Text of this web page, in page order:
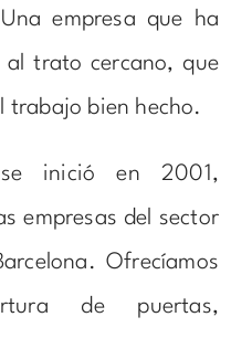
empresa que ha
al trato cercano, que
trabajo bien hecho.
inició en 2001,
empresas del sector
Ofrecíamos
de puertas,